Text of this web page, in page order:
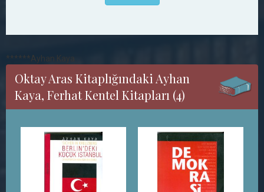
******Ayhan Kaya
Oktay Aras Kitaplığındaki Ayhan
Kaya, Ferhat Kentel Kitapları (4)